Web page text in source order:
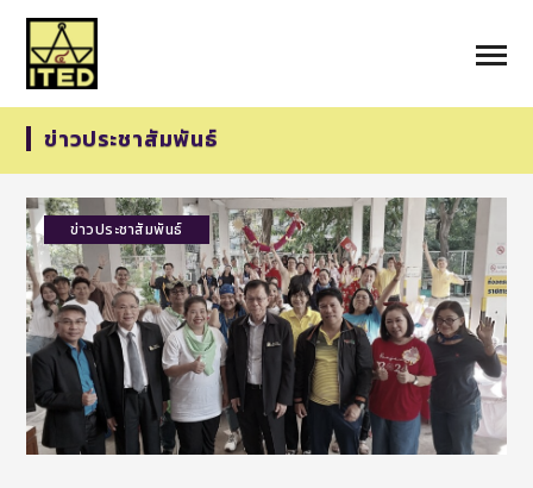
ข่าวประชาสัมพันธ์
ข่าวประชาสัมพันธ์